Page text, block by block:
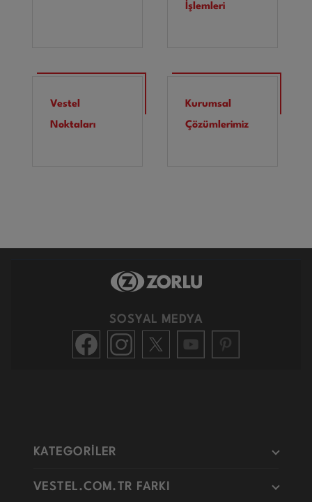
İşlemleri
Vestel
Noktaları
Kurumsal
Çözümlerimiz
SOSYAL MEDYA
KATEGORİLER
VESTEL.COM.TR FARKI